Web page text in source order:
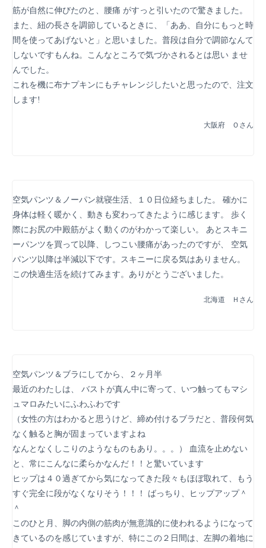
筋が自然に伸びたのと、腰痛 がすっと引いたので驚きました。
また、紐の長さを調節しているときに、「ああ、自分にもっと時
間を使ってあげないと」と思いました。普段は自分で調節なんて
しないですもんね。こんなところで気づかされるとは思い ませ
んでした。
これを機に布ナプキンにもチャレンジしたいと思ったので、注文
します!
大阪府 Ｏさん
空気パンツ＆ノーパン就寝生活、１０日位経ちました。 確かに
身体は軽く暖かく、動きも変わってきたように感じます。 歩く
際にお尻の中殿筋がよく動くのがわかって楽しい。 あとスキニ
ーパンツを買って以降、しつこい腰痛があったのですが、 空気
パンツ以降は半減以下です。スキニーに戻る気はありません。
この快適生活を続けてみます。ありがとうございました。
北海道 Ｈさん
空気パンツ＆ブラにしてから、２ヶ月半
最近のわたしは、 バストが真ん中に寄って、いつ触ってもマシ
ュマロみたいにふわふわです
（女性の方はわかると思うけど、締め付けるブラだと、普段何気
なく触ると胸が固まっていますよね
なんとなくしこりのようなものもあり。。。） 血流を止めない
と、常にこんなに柔らかなんだ！！と驚いています
ヒップは４０過ぎてから気になってきた段々もほぼ取れて、もう
すぐ完全に段がなくなりそう！！！ ばっちり、ヒップアップ＾
＾
このひと月、脚の内側の筋肉が無意識的に使われるようになって
きているのを感じていますが、特にこの２日間は、左脚の着地に